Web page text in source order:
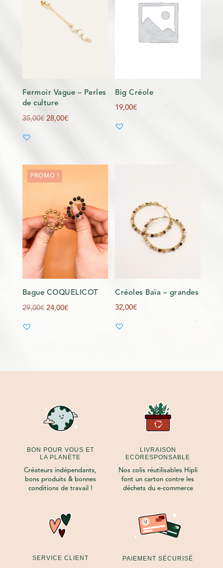
Fermoir Vague – Perles
de culture
35,00€ Le
35,00€.
28,00€Le
Big Créole
19,00€
PROMO !
Bague COQUELICOT
29,00€ Le
24,00€Le
Créoles Baïa – grandes
32,00€
BON POUR VOUS ET
LA PLANÈTE
Créateurs indépendants,
bons produits & bonnes
conditions de travail !
LIVRAISON
ECORESPONSABLE
Nos colis réutilisables Hipli
font un carton contre les
déchets du e-commerce
SERVICE CLIENT PAIEMENT SÉCURISÉ